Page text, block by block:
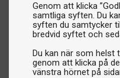
Genom att klicka
samtliga syften. Du
syften du samtycker
bredvid syftet och
Du kan när som helst
genom att klicka på
vänstra hörnet på